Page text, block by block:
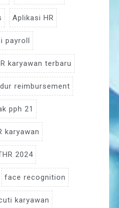
Aplikasi HR
payroll
karyawan terbaru
reimbursement
pph 21
karyawan
2024
face recognition
karyawan